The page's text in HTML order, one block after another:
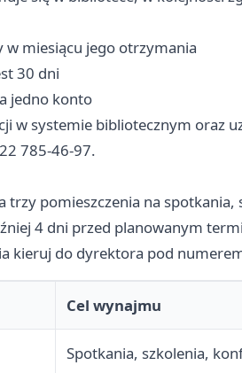
miesiącu jego otrzymania
30 dni
jedno konto
w systemie bibliotecznym oraz
785-46-97.
trzy pomieszczenia na
4 dni przed planowanym
kieruj do dyrektora pod
Cel wynajmu
Spotkania, szkolenia,